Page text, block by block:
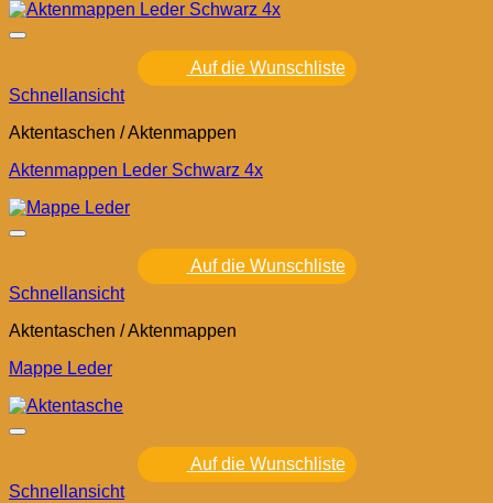
Auf die Wunschliste
Schnellansicht
Aktentaschen / Aktenmappen
Aktenmappen Leder Schwarz 4x
Auf die Wunschliste
Schnellansicht
Aktentaschen / Aktenmappen
Mappe Leder
Auf die Wunschliste
Schnellansicht